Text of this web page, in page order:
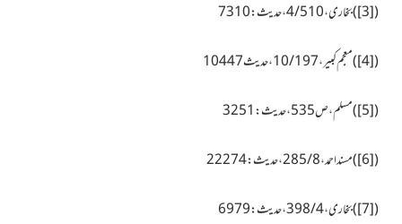
(
[3])بخاری،4/510،حدیث: 7310
(
[4])معجم کبیر،10/197، حدیث10447
(
[5])مسلم، ص535، حدیث:3251
(
[6])مسند احمد،8 /285 ،حدیث :22274
(
[7])بخاری،4
/
398، حدیث:6979